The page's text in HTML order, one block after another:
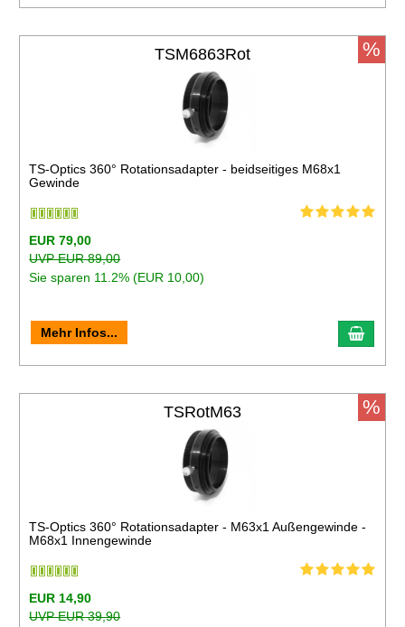
TSM6863Rot
TS-Optics 360° Rotationsadapter - beidseitiges M68x1
Gewinde
EUR 79,00
UVP EUR 89,00
Sie sparen 11.2% (EUR 10,00)
Mehr Infos...
%
TSRotM63
TS-Optics 360° Rotationsadapter - M63x1 Außengewinde -
M68x1 Innengewinde
EUR 14,90
UVP EUR 39,90
%